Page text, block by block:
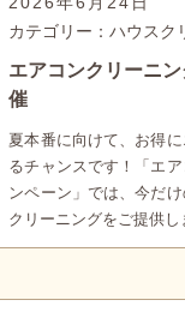
カテゴリー：ハウスク
エアコンクリーニ
催
夏本番に向けて、お得
るチャンスです！「エ
ンペーン」では、今だ
クリーニングをご提供し